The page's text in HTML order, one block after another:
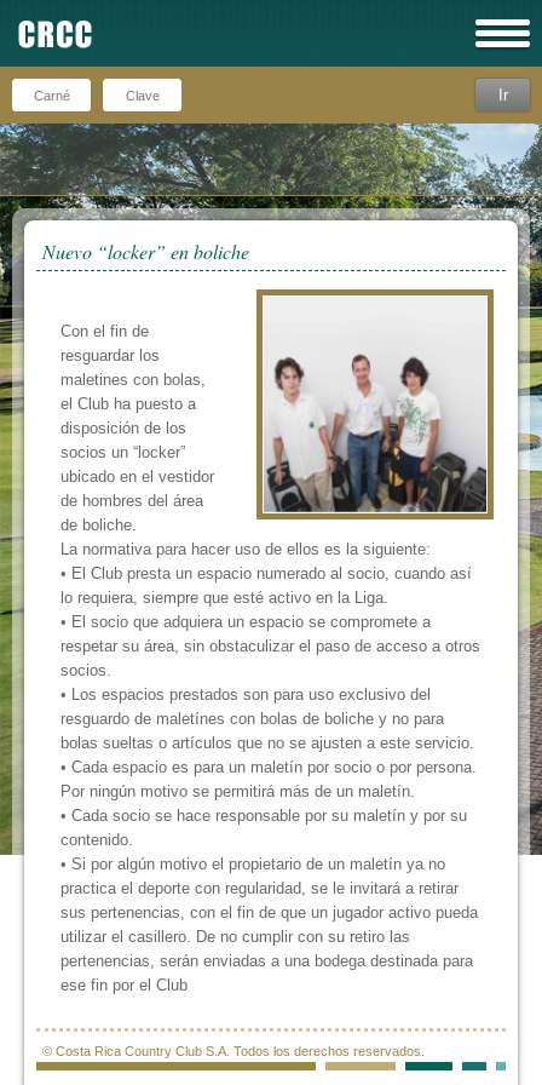
Recuérdeme
Ir
Nuevo “locker” en boliche
Con el fin de
resguardar los
maletines con bolas,
el Club ha puesto a
disposición de los
socios un “locker”
ubicado en el vestidor
de hombres del área
de boliche.
La normativa para hacer uso de ellos es la siguiente:
• El Club presta un espacio numerado al socio, cuando así
lo requiera, siempre que esté activo en la Liga.
• El socio que adquiera un espacio se compromete a
respetar su área, sin obstaculizar el paso de acceso a otros
socios.
• Los espacios prestados son para uso exclusivo del
resguardo de maletínes con bolas de boliche y no para
bolas sueltas o artículos que no se ajusten a este servicio.
• Cada espacio es para un maletín por socio o por persona.
Por ningún motivo se permitirá más de un maletín.
• Cada socio se hace responsable por su maletín y por su
contenido.
• Si por algún motivo el propietario de un maletín ya no
practica el deporte con regularidad, se le invitará a retirar
sus pertenencias, con el fin de que un jugador activo pueda
utilizar el casillero. De no cumplir con su retiro las
pertenencias, serán enviadas a una bodega destinada para
ese fin por el Club
© Costa Rica Country Club S.A. Todos los derechos reservados.